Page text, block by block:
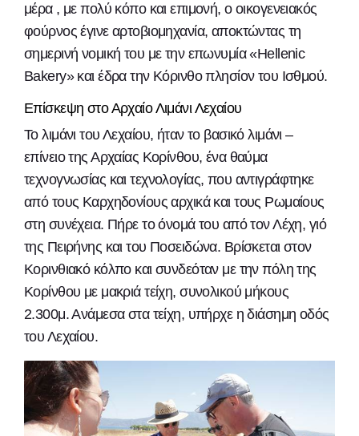
μέρα , με πολύ κόπο και επιμονή, ο οικογενειακός
φούρνος έγινε αρτοβιομηχανία, αποκτώντας τη
σημερινή νομική του με την επωνυμία «Hellenic
Bakery» και έδρα την Κόρινθο πλησίον του Ισθμού.
Επίσκεψη στο Αρχαίο Λιμάνι Λεχαίου
Το λιμάνι του Λεχαίου, ήταν το βασικό λιμάνι –
επίνειο της Αρχαίας Κορίνθου, ένα θαύμα
τεχνογνωσίας και τεχνολογίας, που αντιγράφτηκε
από τους Καρχηδονίους αρχικά και τους Ρωμαίους
στη συνέχεια. Πήρε το όνομά του από τον Λέχη, γιό
της Πειρήνης και του Ποσειδώνα. Βρίσκεται στον
Κορινθιακό κόλπο και συνδεόταν με την πόλη της
Κορίνθου με μακριά τείχη, συνολικού μήκους
2.300μ. Ανάμεσα στα τείχη, υπήρχε η διάσημη οδός
του Λεχαίου.